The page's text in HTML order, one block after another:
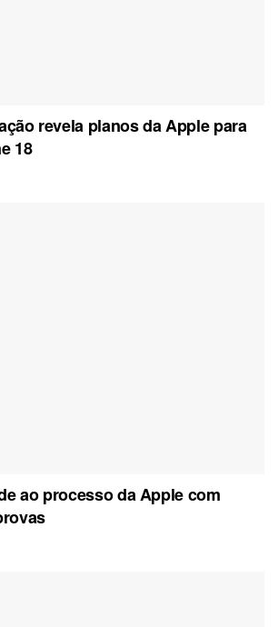
revela planos da Apple para
18
ao processo da Apple com